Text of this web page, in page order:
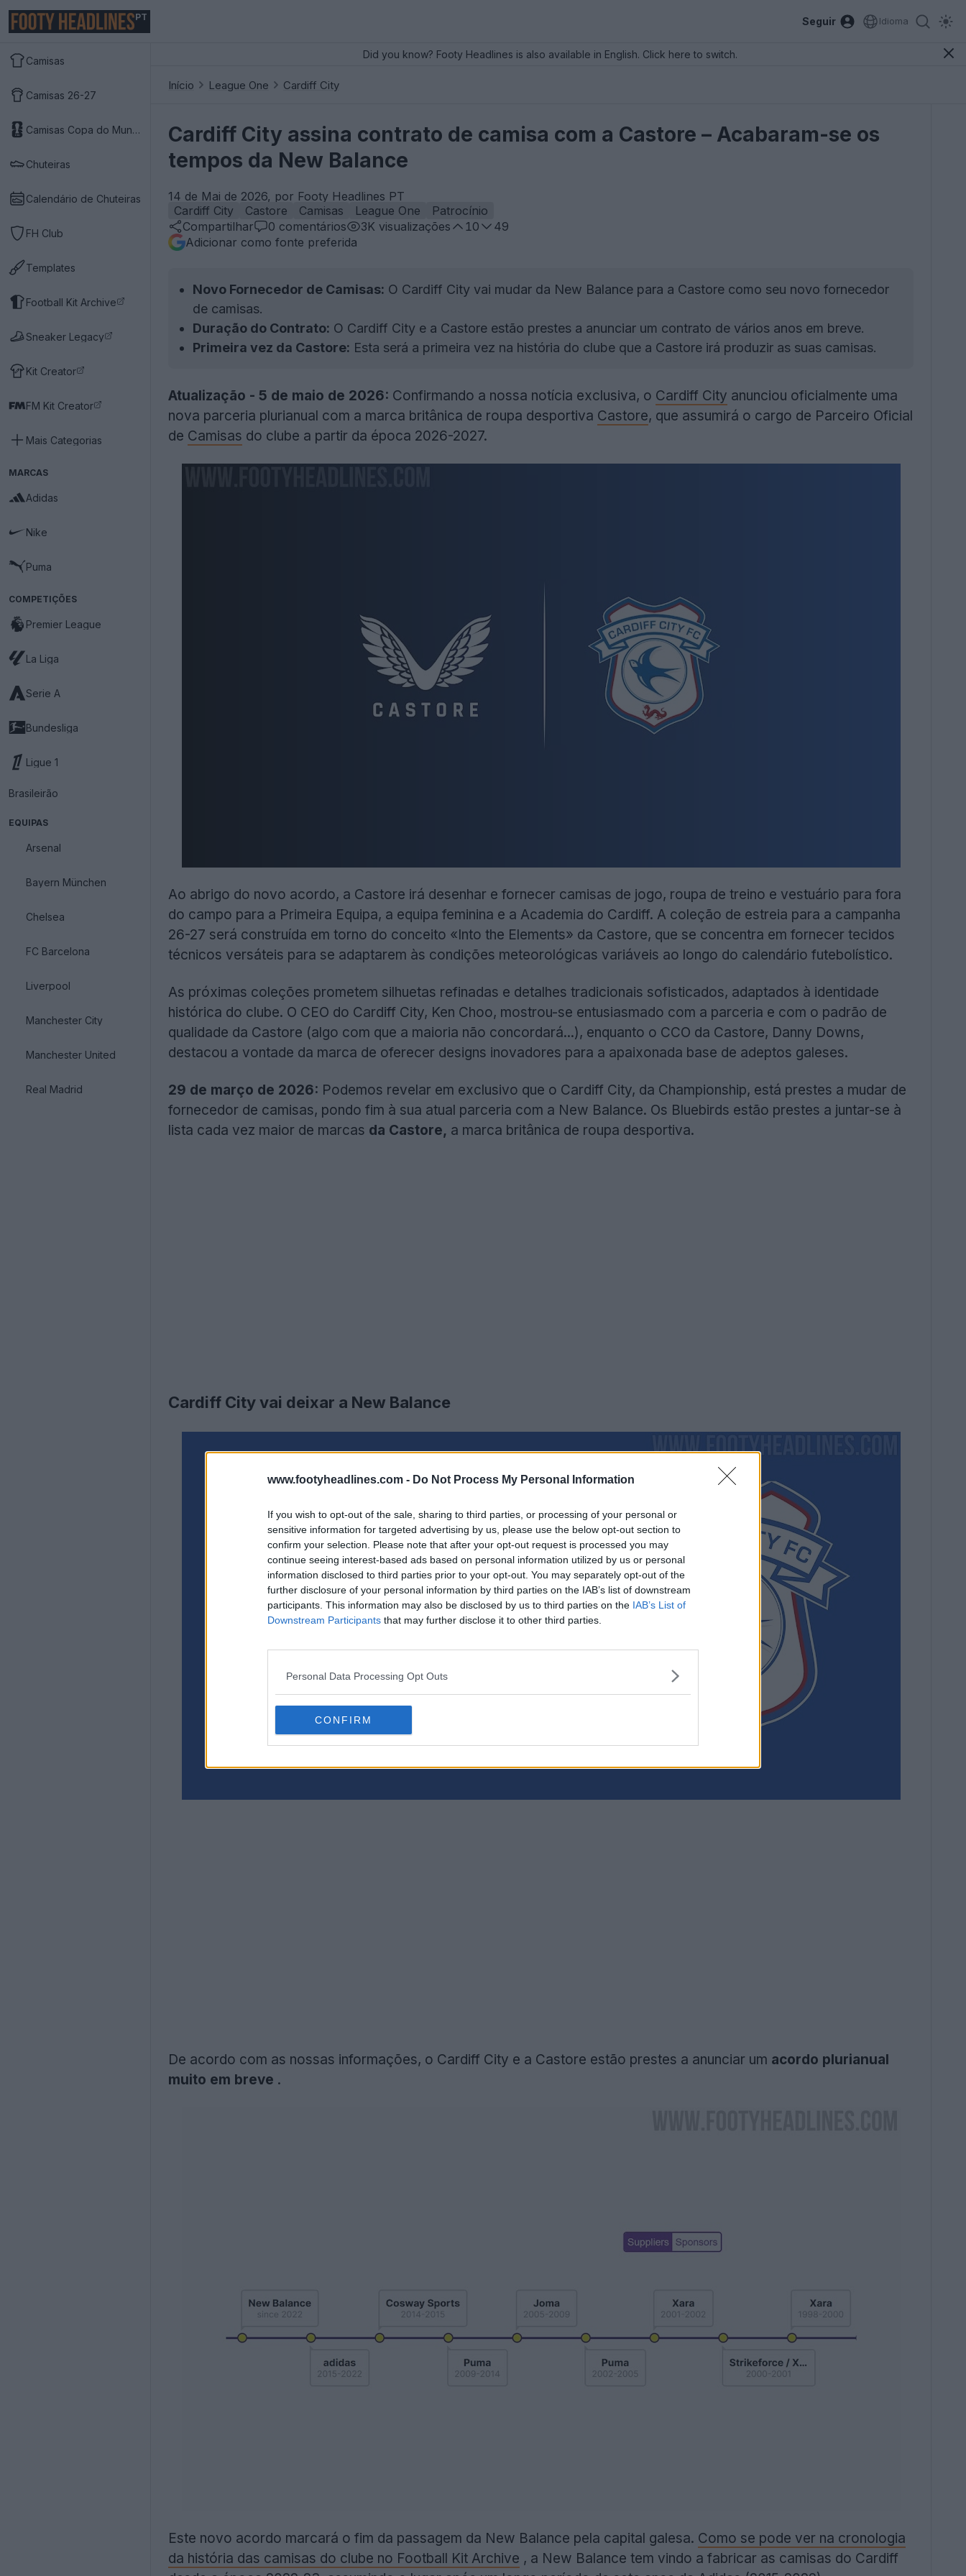
www.footyheadlines.com - Do Not Process My Personal Information
If you wish to opt-out of the sale, sharing to third parties, or processing of your personal or
sensitive information for targeted advertising by us, please use the below opt-out section to
confirm your selection. Please note that after your opt-out request is processed you may
continue seeing interest-based ads based on personal information utilized by us or personal
information disclosed to third parties prior to your opt-out. You may separately opt-out of the
further disclosure of your personal information by third parties on the IAB’s list of downstream
participants. This information may also be disclosed by us to third parties on the IAB’s List of
Downstream Participants that may further disclose it to other third parties.
Personal Data Processing Opt Outs
CONFIRM
PT Seguir Idioma
Camisas
Camisas 26-27
Camisas Copa do Mundo 2026
Chuteiras
Calendário de Chuteiras
FH Club
Templates
Football Kit Archive
Sneaker Legacy
Kit Creator
FM Kit Creator
Mais Categorias
MARCAS
Adidas
Nike
Puma
COMPETIÇÕES
Premier League
La Liga
Serie A
Bundesliga
Ligue 1
Brasileirão
EQUIPAS
Arsenal
Bayern München
Chelsea
FC Barcelona
Liverpool
Manchester City
Manchester United
Real Madrid
Did you know? Footy Headlines is also available in English. Click here to switch.
Início League One Cardiff City
Cardiff City assina contrato de camisa com a Castore – Acabaram-se os
tempos da New Balance
14 de Mai de 2026, por Footy Headlines PT
Cardiff City
Castore Camisas League One
Patrocínio
Compartilhar
0 comentários 3K visualizações 10
49
Adicionar como fonte preferida
Novo Fornecedor de Camisas: O Cardiff City vai mudar da New Balance para a Castore como seu novo fornecedor
de camisas.
Duração do Contrato: O Cardiff City e a Castore estão prestes a anunciar um contrato de vários anos em breve.
Primeira vez da Castore: Esta será a primeira vez na história do clube que a Castore irá produzir as suas camisas.
Atualização - 5 de maio de 2026: Confirmando a nossa notícia exclusiva, o Cardiff City anunciou oficialmente uma
nova parceria plurianual com a marca britânica de roupa desportiva Castore, que assumirá o cargo de Parceiro Oficial
de Camisas do clube a partir da época 2026-2027.
Ao abrigo do novo acordo, a Castore irá desenhar e fornecer camisas de jogo, roupa de treino e vestuário para fora
do campo para a Primeira Equipa, a equipa feminina e a Academia do Cardiff. A coleção de estreia para a campanha
26-27 será construída em torno do conceito «Into the Elements» da Castore, que se concentra em fornecer tecidos
técnicos versáteis para se adaptarem às condições meteorológicas variáveis ao longo do calendário futebolístico.
As próximas coleções prometem silhuetas refinadas e detalhes tradicionais sofisticados, adaptados à identidade
histórica do clube. O CEO do Cardiff City, Ken Choo, mostrou-se entusiasmado com a parceria e com o padrão de
qualidade da Castore (algo com que a maioria não concordará...), enquanto o CCO da Castore, Danny Downs,
destacou a vontade da marca de oferecer designs inovadores para a apaixonada base de adeptos galeses.
29 de março de 2026: Podemos revelar em exclusivo que o Cardiff City, da Championship, está prestes a mudar de
fornecedor de camisas, pondo fim à sua atual parceria com a New Balance. Os Bluebirds estão prestes a juntar-se à
lista cada vez maior de marcas da Castore, a marca britânica de roupa desportiva.
Cardiff City vai deixar a New Balance
De acordo com as nossas informações, o Cardiff City e a Castore estão prestes a anunciar um acordo plurianual
muito em breve .
Este novo acordo marcará o fim da passagem da New Balance pela capital galesa. Como se pode ver na cronologia
da história das camisas do clube no Football Kit Archive , a New Balance tem vindo a fabricar as camisas do Cardiff